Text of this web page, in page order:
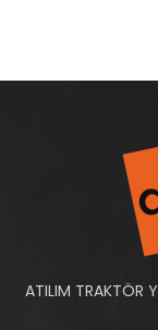
ATILIM TRAKTÖR